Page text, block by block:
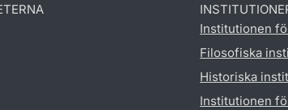
Institutionen
Filosofiska
Historiska
Institutionen